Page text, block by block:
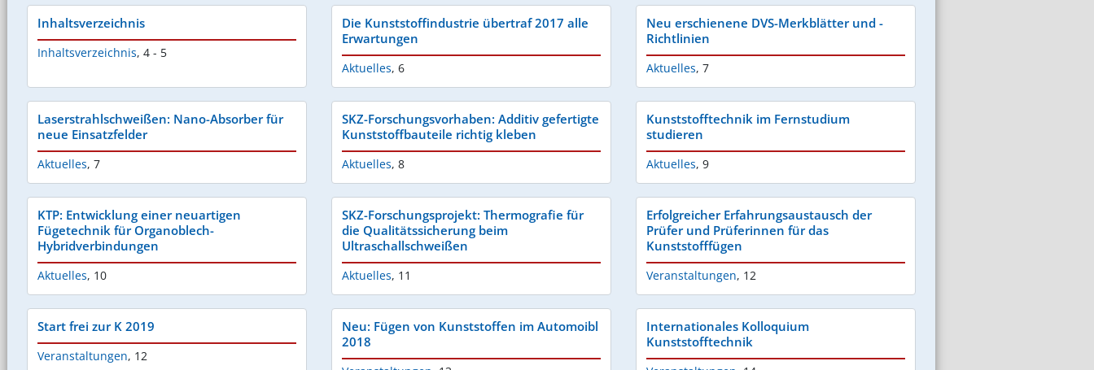
Inhaltsverzeichnis
Inhaltsverzeichnis, 4 - 5
Die Kunststoffindustrie übertraf 2017 alle
Erwartungen
Aktuelles, 6
Neu erschienene DVS-Merkblätter und -
Richtlinien
Aktuelles, 7
Laserstrahlschweißen: Nano-Absorber für
neue Einsatzfelder
Aktuelles, 7
SKZ-Forschungsvorhaben: Additiv gefertigte
Kunststoffbauteile richtig kleben
Aktuelles, 8
Kunststofftechnik im Fernstudium
studieren
Aktuelles, 9
KTP: Entwicklung einer neuartigen
Fügetechnik für Organoblech-
Hybridverbindungen
Aktuelles, 10
SKZ-Forschungsprojekt: Thermografie für
die Qualitätssicherung beim
Ultraschallschweißen
Aktuelles, 11
Erfolgreicher Erfahrungsaustausch der
Prüfer und Prüferinnen für das
Kunststofffügen
Veranstaltungen, 12
Start frei zur K 2019
Veranstaltungen, 12
Neu: Fügen von Kunststoffen im Automoibl
2018
Internationales Kolloquium
Kunststofftechnik